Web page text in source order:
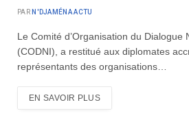
PAR N'DJAMÉNA ACTU
Le Comité d’Organisation du Dialogue
(CODNI), a restitué aux diplomates
représentants des organisations…
EN SAVOIR PLUS